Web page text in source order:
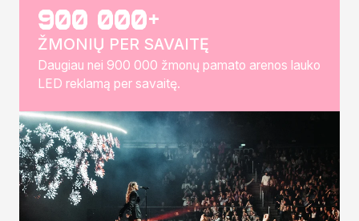
900 000+
ŽMONIŲ PER SAVAITĘ
Daugiau nei 900 000 žmonų pamato arenos lauko
LED reklamą per savaitę.